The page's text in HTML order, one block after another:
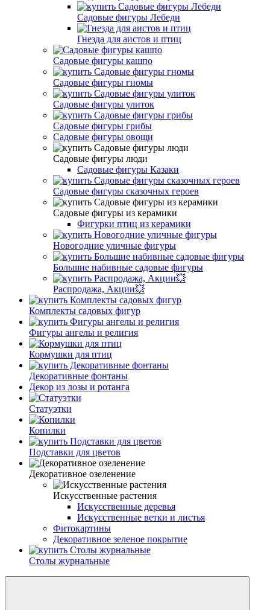
Садовые фигуры Лебеди
Гнезда для аистов и птиц
Садовые фигуры кашпо
Садовые фигуры гномы
Садовые фигуры улиток
Садовые фигуры грибы
Садовые фигуры овощи
Садовые фигуры люди
Садовые фигуры Казаки
Садовые фигуры сказочных героев
Садовые фигуры из керамики
Фигурки птиц из керамики
Новогодние уличные фигуры
Большие набивные садовые фигуры
Распродажа, Акции💥
Комплекты садовых фигур
Фигуры ангелы и религия
Кормушки для птиц
Декоративные фонтаны
Декор из лозы и ротанга
Статуэтки
Копилки
Подставки для цветов
Декоративное озеленение
Искусственные растения
Искусственные деревья
Искусственные ветки и листья
Фитокартины
Декоративное зеленое покрытие
Столы журнальные